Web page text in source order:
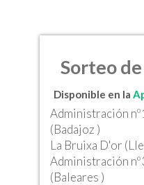
Sorteo
Disponible en la
Administración
(Badajoz )
La Bruixa D'or
Administración
(Baleares )